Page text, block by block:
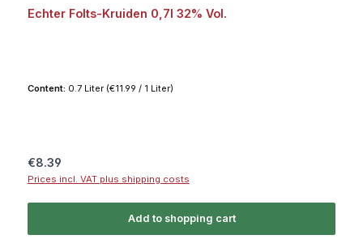
Echter Folts-Kruiden 0,7l 32% Vol.
Content: 0.7 Liter (€11.99 / 1 Liter)
Regular price:
€8.39
Prices incl. VAT plus shipping costs
Add to shopping cart